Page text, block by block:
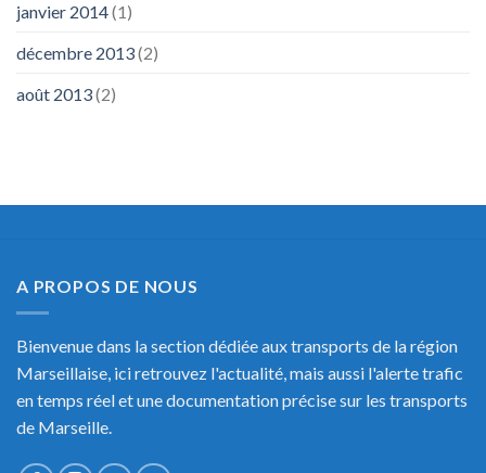
janvier 2014(1)
décembre 2013(2)
août 2013(2)
A PROPOS DE NOUS
Bienvenue dans la section dédiée aux transports de la région
Marseillaise, ici retrouvez l'actualité, mais aussi l'alerte trafic
en temps réel et une documentation précise sur les transports
de Marseille.